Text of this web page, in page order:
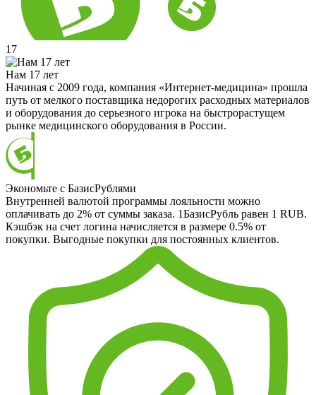
17
Нам 17 лет
Начиная с 2009 года, компания «Интернет-медицина» прошла
путь от мелкого поставщика недорогих расходных материалов
и оборудования до серьезного игрока на быстрорастущем
рынке медицинского оборудования в России.
Экономьте с БазисРублями
Внутренней валютой программы лояльности можно
оплачивать до 2% от суммы заказа. 1БазисРубль равен 1 RUB.
Кэшбэк на счет логина начисляется в размере 0.5% от
покупки. Выгодные покупки для постоянных клиентов.